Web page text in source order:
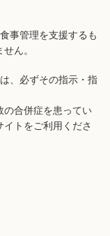
事管理を支援するも
ん。
、必ずその指示・指
の合併症を患ってい
トをご利用くださ